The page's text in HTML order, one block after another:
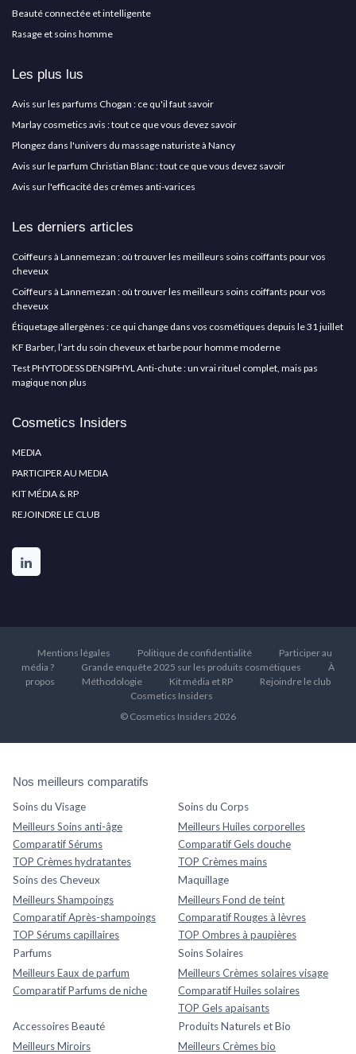
Beauté connectée et intelligente
Rasage et soins homme
Les plus lus
Avis sur les parfums Chogan : ce qu'il faut savoir
Marlay cosmetics avis : tout ce que vous devez savoir
Plongez dans l'univers du massage naturiste à Nancy
Avis sur le parfum Christian Blanc : tout ce que vous devez savoir
Avis sur l'efficacité des crèmes anti-varices
Les derniers articles
Coiffeurs à Lannemezan : où trouver les meilleurs soins coiffants pour vos
cheveux
Coiffeurs à Lannemezan : où trouver les meilleurs soins coiffants pour vos
cheveux
Étiquetage allergènes : ce qui change dans vos cosmétiques depuis le 31 juillet
KF Barber, l’art du soin cheveux et barbe pour homme moderne
Test PHYTODESS DENSIPHYL Anti-chute : un vrai rituel complet, mais pas
magique non plus
Cosmetics Insiders
MEDIA
PARTICIPER AU MEDIA
KIT MÉDIA & RP
REJOINDRE LE CLUB
Mentions légales Politique de confidentialité
Participer au
média ?
Grande enquête 2025 sur les produits cosmétiques
À
propos
Méthodologie Kit média et RP
Rejoindre le club
Cosmetics Insiders
© Cosmetics Insiders 2026
Nos meilleurs comparatifs
Soins du Visage
Meilleurs Soins anti-âge
Comparatif Sérums
TOP Crèmes hydratantes
Soins du Corps
Meilleurs Huiles corporelles
Comparatif Gels douche
TOP Crèmes mains
Soins des Cheveux
Meilleurs Shampoings
Comparatif Après-shampoings
TOP Sérums capillaires
Maquillage
Meilleurs Fond de teint
Comparatif Rouges à lèvres
TOP Ombres à paupières
Parfums
Meilleurs Eaux de parfum
Comparatif Parfums de niche
Soins Solaires
Meilleurs Crèmes solaires visage
Comparatif Huiles solaires
TOP Gels apaisants
Accessoires Beauté
Meilleurs Miroirs
Produits Naturels et Bio
Meilleurs Crèmes bio